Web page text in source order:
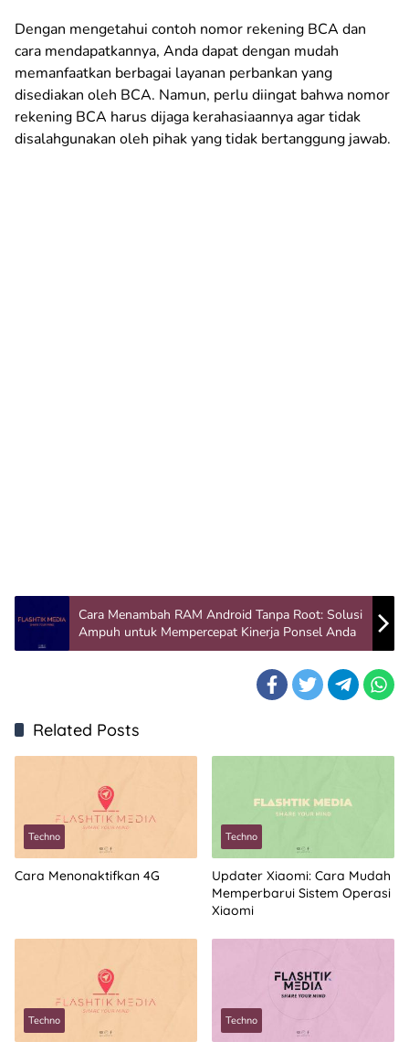
Dengan mengetahui contoh nomor rekening BCA dan
cara mendapatkannya, Anda dapat dengan mudah
memanfaatkan berbagai layanan perbankan yang
disediakan oleh BCA. Namun, perlu diingat bahwa nomor
rekening BCA harus dijaga kerahasiaannya agar tidak
disalahgunakan oleh pihak yang tidak bertanggung jawab.
Cara Menambah RAM Android Tanpa Root: Solusi
Ampuh untuk Mempercepat Kinerja Ponsel Anda
Related Posts
Techno
Cara Menonaktifkan 4G
Techno
Updater Xiaomi: Cara Mudah
Memperbarui Sistem Operasi
Xiaomi
Techno Techno